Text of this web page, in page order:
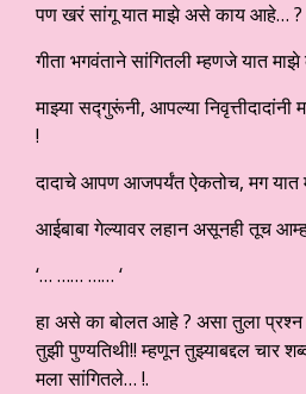
पण खरं सांगू यात माझे असे काय आहे… ?
गीता भगवंताने सांगितली म्हणजे यात माझे
माझ्या सद्गुरूंनी, आपल्या
!
दादाचे आपण आजपर्यंत ऐकतोच, मग यात
आईबाबा गेल्यावर लहान असूनही तूच
‘… …… …… ‘
हा असे का बोलत आहे ? असा तुला
तुझी पुण्यतिथी!! म्हणून तुझ्याबद्दल चार
मला सांगितले… !.